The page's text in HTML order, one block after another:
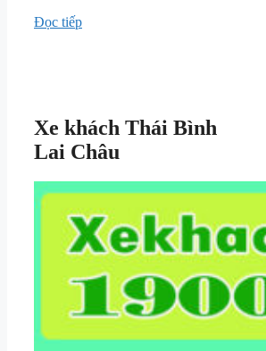
Đọc tiếp
Xe khách Thái Bình
Lai Châu